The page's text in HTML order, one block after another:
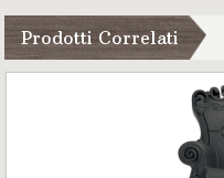
Prodotti Correlati